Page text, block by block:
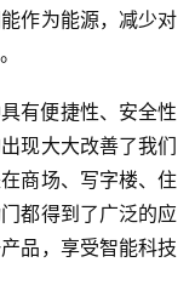
作为能源，减少对
有便捷性、安全性
现大大改善了我们
商场、写字楼、住
都得到了广泛的应
品，享受智能科技